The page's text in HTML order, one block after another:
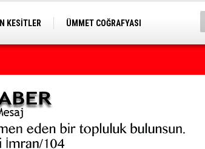
KESİTLER
ÜMMET COĞRAFYASI